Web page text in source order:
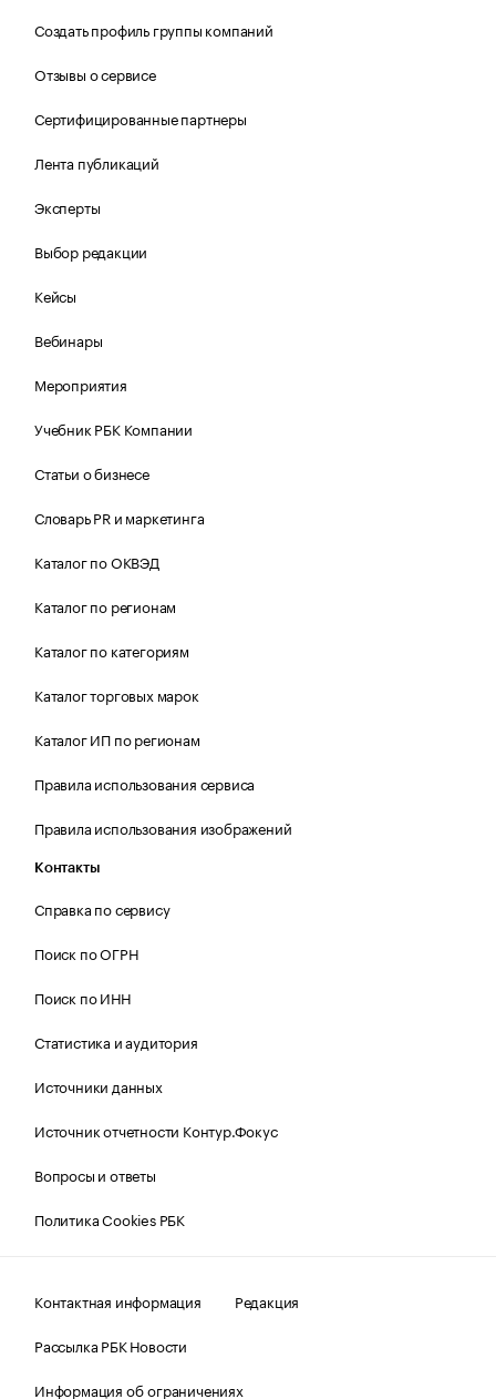
Создать профиль группы компаний
Отзывы о сервисе
Сертифицированные партнеры
Лента публикаций
Эксперты
Выбор редакции
Кейсы
Вебинары
Мероприятия
Учебник РБК Компании
Статьи о бизнесе
Словарь PR и маркетинга
Каталог по ОКВЭД
Каталог по регионам
Каталог по категориям
Каталог торговых марок
Каталог ИП по регионам
Правила использования сервиса
Правила использования изображений
Контакты
Справка по сервису
Поиск по ОГРН
Поиск по ИНН
Статистика и аудитория
Источники данных
Источник отчетности Контур.Фокус
Вопросы и ответы
Политика Cookies РБК
Контактная информация
Редакция
Рассылка РБК Новости
Информация об ограничениях